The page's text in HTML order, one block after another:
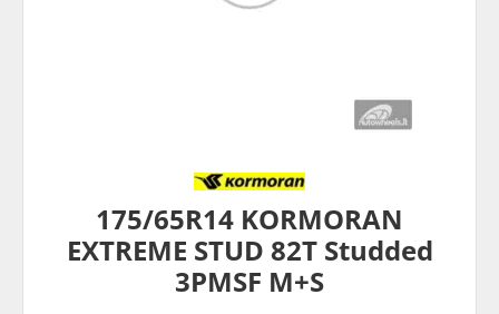
175/65R14 KORMORAN
EXTREME STUD 82T Studded
3PMSF M+S